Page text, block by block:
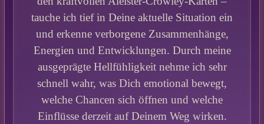
tauche ich tief in Deine aktuelle Situation ein
und erkenne verborgene Zusammenhänge,
Energien und Entwicklungen. Durch meine
ausgeprägte Hellfühligkeit nehme ich sehr
schnell wahr, was Dich emotional bewegt,
welche Chancen sich öffnen und welche
Einflüsse derzeit auf Deinem Weg wirken.